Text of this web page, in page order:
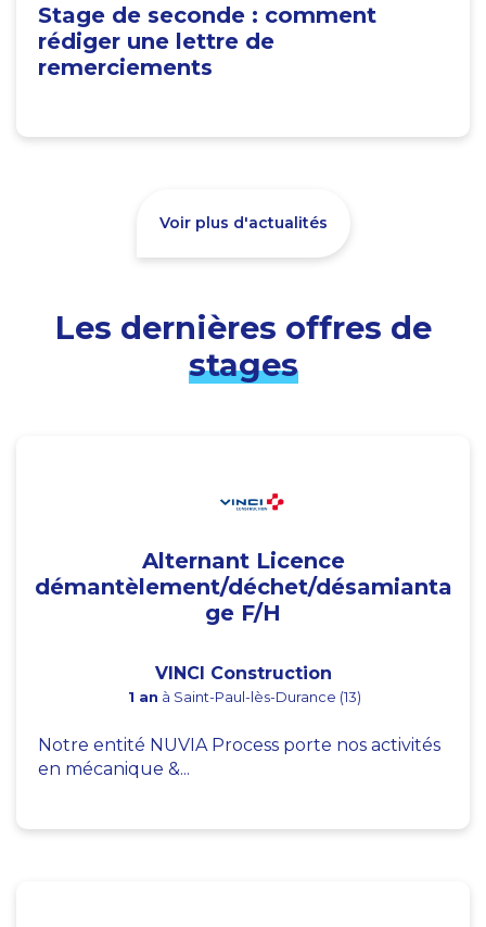
Stage de seconde : comment
rédiger une lettre de
remerciements
Voir plus d'actualités
Les dernières offres de
stages
Alternant Licence
démantèlement/déchet/désamianta
ge F/H
VINCI Construction
1 an à Saint-Paul-lès-Durance (13)
Notre entité NUVIA Process porte nos activités
en mécanique &...